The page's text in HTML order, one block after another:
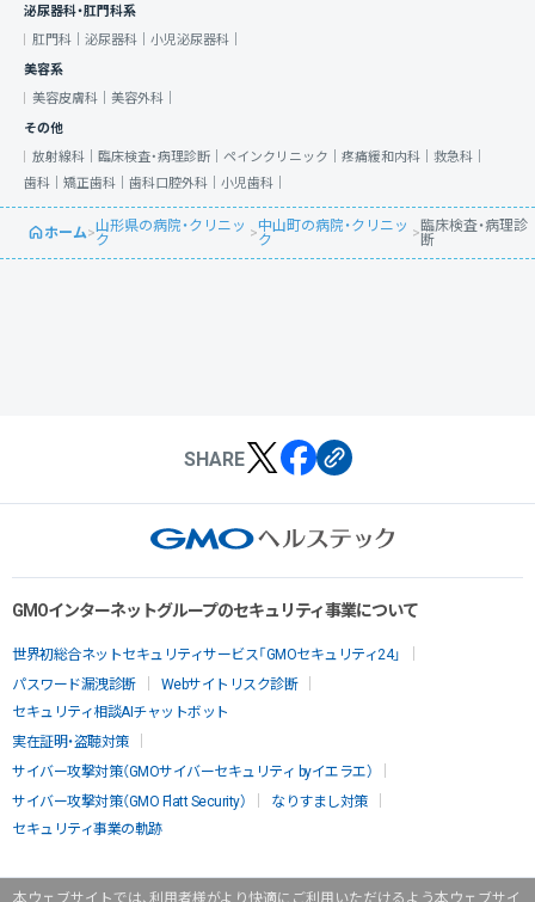
本ウェブサイトでは、利用者様がより快適にご利用いただけるよう本ウェブサイ
泌尿器科・肛門科系
肛門科｜ 泌尿器科｜ 小児泌尿器科｜
美容系
美容皮膚科｜ 美容外科｜
その他
放射線科｜ 臨床検査・病理診断｜ ペインクリニック｜ 疼痛緩和内科｜ 救急科｜
歯科｜ 矯正歯科｜ 歯科口腔外科｜ 小児歯科｜
ホーム>山形県の病院・クリニッ
ク
>中山町の病院・クリニッ
ク
>臨床検査・病理診
断
SHARE
GMOインターネットグループのセキュリティ事業について
世界初総合ネットセキュリティサービス「GMOセキュリティ24」
パスワード漏洩診断
Webサイトリスク診断
セキュリティ相談AIチャットボット
実在証明・盗聴対策
サイバー攻撃対策（GMOサイバーセキュリティ byイエラエ）
サイバー攻撃対策（GMO Flatt Security）
なりすまし対策
セキュリティ事業の軌跡